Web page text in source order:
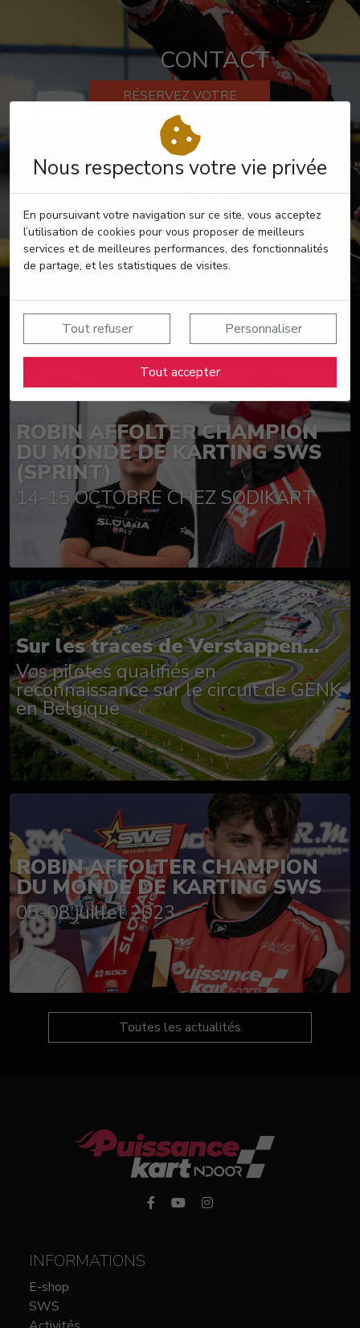
Nous respectons votre vie privée
En poursuivant votre navigation sur ce site, vous acceptez
l’utilisation de cookies pour vous proposer de meilleurs
services et de meilleures performances, des fonctionnalités
de partage, et les statistiques de visites.
Tout refuser Personnaliser
Tout accepter
CONTACT
RÉSERVEZ VOTRE
PASSAGE
Suivez nos actualités
ROBIN AFFOLTER CHAMPION
DU MONDE DE KARTING SWS
(SPRINT)
14-15 OCTOBRE CHEZ SODIKART
Sur les traces de Verstappen...
Vos pilotes qualifiés en
reconnaissance sur le circuit de GENK
en Belgique
ROBIN AFFOLTER CHAMPION
DU MONDE DE KARTING SWS
05-08 juillet 2023
Toutes les actualités
INFORMATIONS
E-shop
SWS